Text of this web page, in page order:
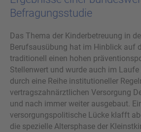
Befragungsstudie
Das Thema der Kinderbetreuung in
Berufsausübung hat im Hinblick auf
traditionell einen hohen
Stellenwert und wurde auch im
durch eine Reihe institutioneller
vertragszahnärztlichen Versorgung
und nach immer weiter ausgebaut.
versorgungspolitische Lücke klafft
die spezielle Altersphase der